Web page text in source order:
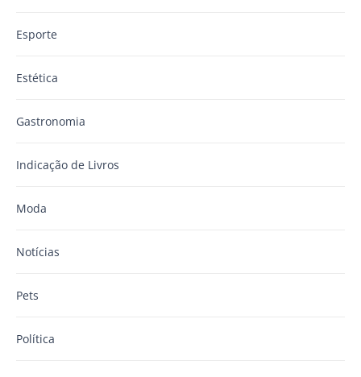
Esporte
Estética
Gastronomia
Indicação de Livros
Moda
Notícias
Pets
Política